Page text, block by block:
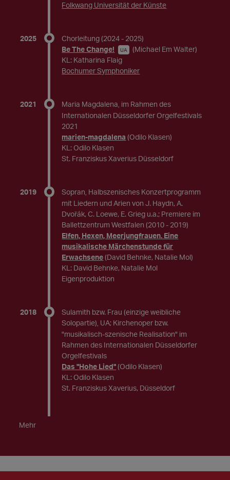
Folkwang Universität der Künste
2025 Chorleitung (2024 - 2025)
Be The Change!
UA
(Michael Em Walter)
KL: Katharina Flaig
Bochumer Symphoniker
2021 Maria Magdalena, im Rahmen des
Internationalen Düsseldorfer Orgelfestivals
2021
marien-magdalena (Odilo Klasen)
KL: Odilo Klasen
St. Franziskus Xaverius Düsseldorf
2019 Sopran, Halbszenisches Konzertprogramm
mit Liedern und Arien von J. Haydn, A.
Dvořák, C. Loewe, E. Grieg u.a.; Premiere im
Ballettzentrum Westfalen (2010 - 2019)
Elfen, Hexen, Meerjungfrauen. Eine
musikalische Märchenstunde für
Erwachsene (David Behnke, Natalie Mol)
KL: David Behnke, Natalie Mol
Eigenproduktion
2018
Sulamith bzw. Frau (einzige weibliche
Solopartie), UA; Kirchenoper bzw.
"musikalisch-szenische Realisation" im
Rahmen des Internationalen Düsseldorfer
Orgelfestivals
Das "Hohe Lied" (Odilo Klasen)
KL: Odilo Klasen
St. Franziskus Xaverius, Düsseldorf
Mehr